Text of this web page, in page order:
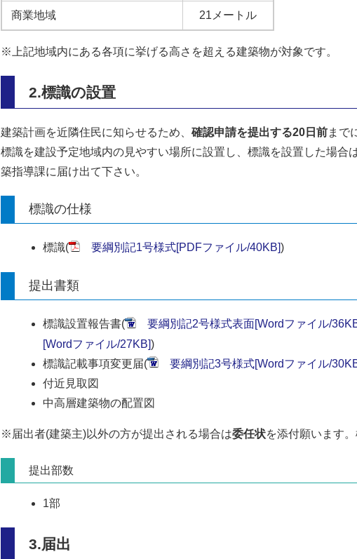
商業地域 21メートル
※上記地域内にある各項に挙げる高さを超える建築物が対象です。
2.標識の設置
建築計画を近隣住民に知らせるため、 確認申請を提出する20日前まで
標識を建設予定地域内の見やすい場所に設置し、標識を設置した場合
築指導課に届け出て下さい。
標識の仕様
標識( 要綱別記1号様式[PDFファイル/40KB])
提出書類
標識設置報告書( 要綱別記2号様式表面[Wordファイル/
[Wordファイル/27KB])
標識記載事項変更届(
要綱別記3号様式[Wordファイル/
付近見取図
中高層建築物の配置図
※届出者(建築主)以外の方が提出される場合は委任状を添付願います
提出部数
1部
3.届出